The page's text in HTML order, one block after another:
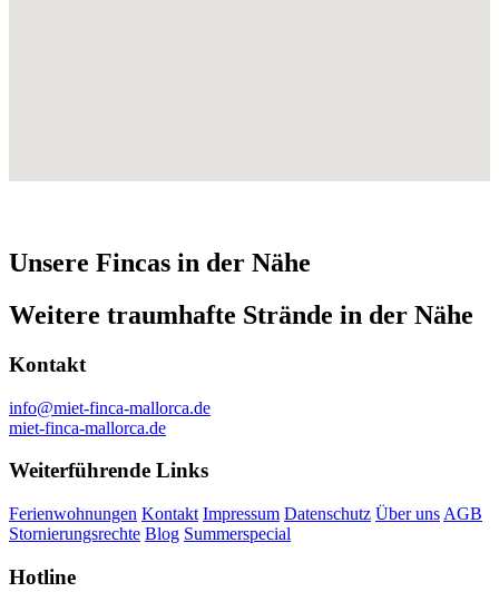
Unsere Fincas in der Nähe
Weitere traumhafte Strände in der Nähe
Kontakt
info@miet-finca-mallorca.de
miet-finca-mallorca.de
Weiterführende Links
Ferienwohnungen Kontakt Impressum Datenschutz Über uns AGB
Stornierungsrechte Blog Summerspecial
Hotline